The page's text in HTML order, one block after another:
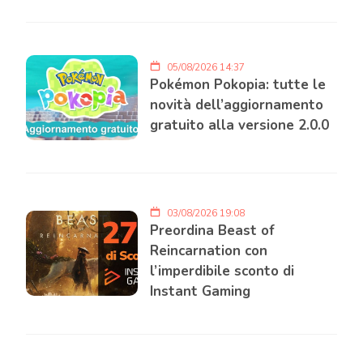
05/08/2026 14:37
Pokémon Pokopia: tutte le
novità dell’aggiornamento
gratuito alla versione 2.0.0
03/08/2026 19:08
Preordina Beast of
Reincarnation con
l’imperdibile sconto di
Instant Gaming